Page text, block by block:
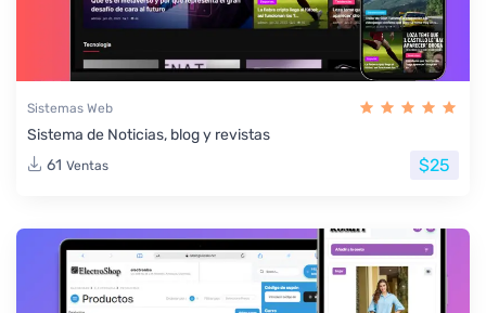
Sistemas Web
Sistema de Noticias, blog y revistas
61 Ventas $25